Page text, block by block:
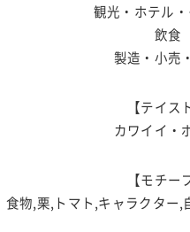
観光・ホテル
飲食
製造・小売
【テイス
カワイイ・
【モチー
食物,栗,トマト,キャラクター,